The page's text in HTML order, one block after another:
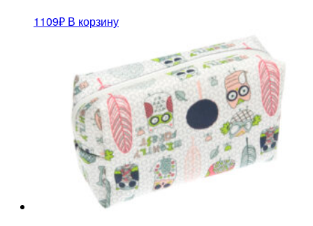
1109₽ В корзину